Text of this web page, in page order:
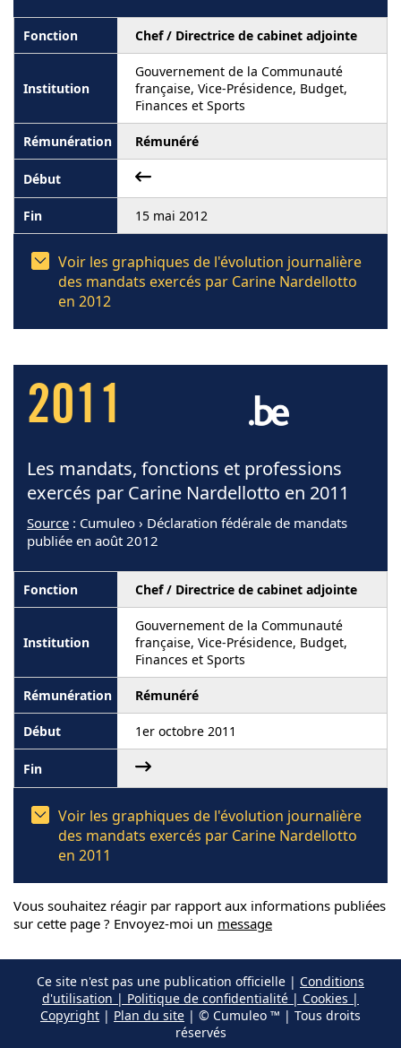
Chef / Directrice de cabinet adjointe
Gouvernement de la Communauté
française, Vice-Présidence, Budget,
Finances et Sports
Rémunéré
15 mai 2012
Voir les graphiques de l'évolution journalière
des mandats exercés par Carine Nardellotto
en 2012
2011
Les mandats, fonctions et professions
exercés par Carine Nardellotto en 2011
Source : Cumuleo › Déclaration fédérale de mandats
publiée en août 2012
Chef / Directrice de cabinet adjointe
Gouvernement de la Communauté
française, Vice-Présidence, Budget,
Finances et Sports
Rémunéré
1er octobre 2011
Voir les graphiques de l'évolution journalière
des mandats exercés par Carine Nardellotto
en 2011
Vous souhaitez réagir par rapport aux informations publiées
sur cette page ? Envoyez-moi un message
Ce site n'est pas une publication officielle | Conditions
d'utilisation | Politique de confidentialité | Cookies |
Copyright | Plan du site | © Cumuleo ™ | Tous droits
réservés